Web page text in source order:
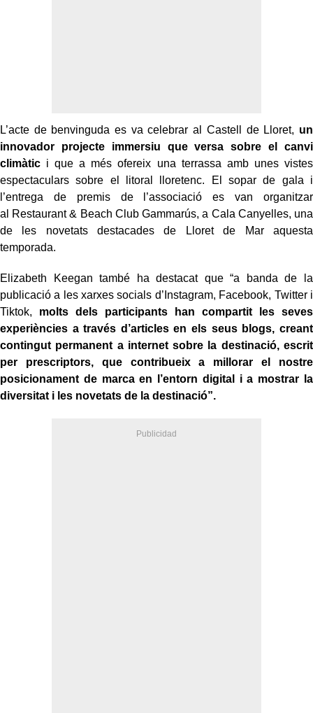
L’acte de benvinguda es va celebrar al Castell de Lloret, un
innovador projecte immersiu que versa sobre el canvi
climàtic i que a més ofereix una terrassa amb unes vistes
espectaculars sobre el litoral lloretenc. El sopar de gala i
l’entrega de premis de l’associació es van organitzar
al Restaurant & Beach Club Gammarús, a Cala Canyelles, una
de les novetats destacades de Lloret de Mar aquesta
temporada.
Elizabeth Keegan també ha destacat que “a banda de la
publicació a les xarxes socials d’Instagram, Facebook, Twitter i
Tiktok, molts dels participants han compartit les seves
experiències a través d’articles en els seus blogs, creant
contingut permanent a internet sobre la destinació, escrit
per prescriptors, que contribueix a millorar el nostre
posicionament de marca en l’entorn digital i a mostrar la
diversitat i les novetats de la destinació”.